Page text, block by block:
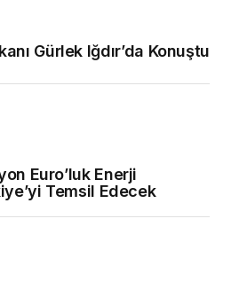
Gürlek Iğdır’da Konuştu
Euro’luk Enerji
Temsil Edecek